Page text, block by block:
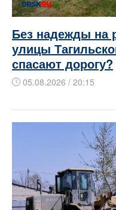
Без надежды на
улицы
спасают дорогу?
05.08.2026 / 20:15